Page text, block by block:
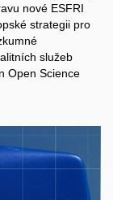
nové ESFRI
strategii pro
služeb
Open Science